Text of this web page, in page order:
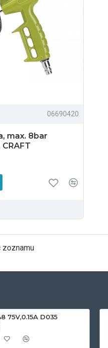
06690420
max. 8bar
CRAFT
zoznamu
75V,0.15A D035